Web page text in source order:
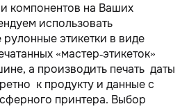
компонентов на Ваших
использовать
этикетки в виде
«мастер-этикеток»
а производить печать даты
к продукту и данные с
принтера. Выбор